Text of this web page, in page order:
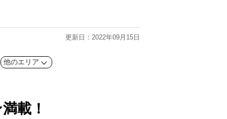
更新日：2022年09月15日
他のエリア
載！